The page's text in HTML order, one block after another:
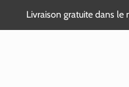
Livraison gratuite dans